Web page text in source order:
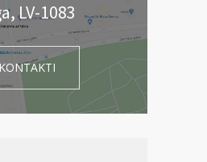
LV-1083
KONTAKTI